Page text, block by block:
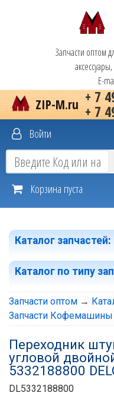
Запчасти оптом
E-
+ 7
+ 7
ZIP-M.ru
Войти
Корзина пуста
Каталог запчастей:
Каталог по типу
Запчасти оптом →
Запчасти Кофемашины
Переходник
угловой
5332188800
DL5332188800